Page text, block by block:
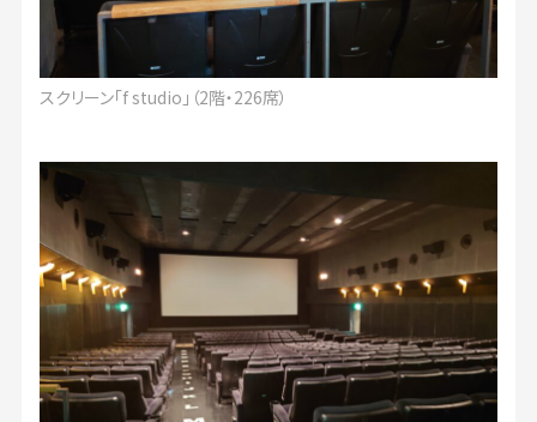
スクリーン「f studio」（2階・226席）